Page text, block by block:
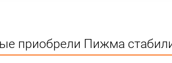
приобрели Пижма